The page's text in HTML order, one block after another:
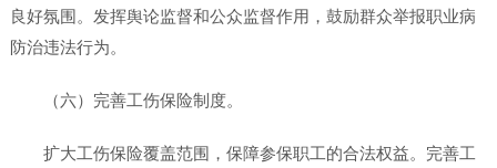
良好氛围。发挥舆论监督和公众监督作用，鼓励群众举报职业病
防治违法行为。
（六）完善工伤保险制度。
扩大工伤保险覆盖范围，保障参保职工的合法权益。完善工